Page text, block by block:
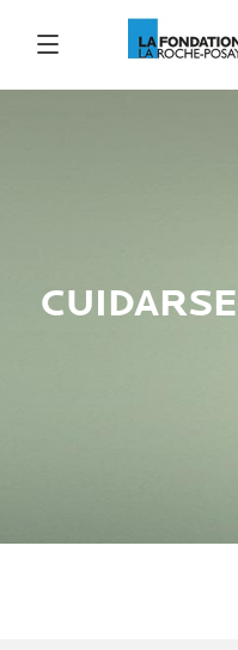
CUIDARSE